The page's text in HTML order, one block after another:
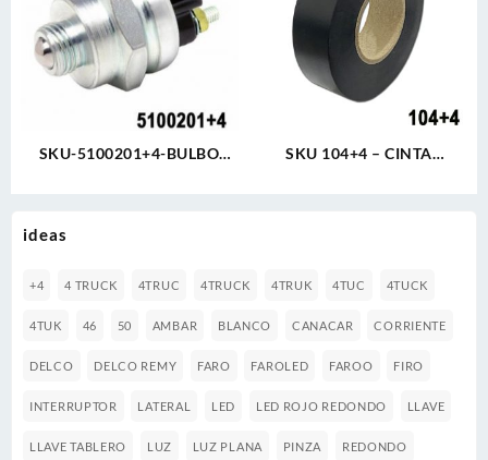
ideas
+4 4 TRUCK 4TRUC 4TRUCK 4TRUK 4TUC 4TUCK
4TUK 46 50 AMBAR BLANCO CANACAR CORRIENTE
DELCO DELCO REMY FARO FAROLED FAROO FIRO
INTERRUPTOR LATERAL LED LED ROJO REDONDO LLAVE
LLAVE TABLERO LUZ LUZ PLANA PINZA REDONDO
SKU-5100201+4-BULBO
SKU 104+4 – CINTA